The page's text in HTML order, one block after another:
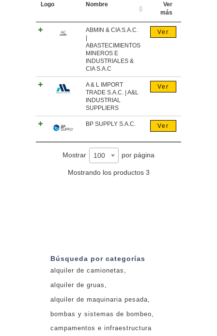
Logo Nombre
Ver
más
ABMIN & CIA S.A.C.
ABASTECIMIENTOS
MINEROS E
INDUSTRIALES &
CIA S.A.C
Ver
A & L IMPORT
TRADE S.A.C. | A&L
INDUSTRIAL
SUPPLIERS
Ver
BP SUPPLY S.A.C. Ver
Mostrar 100 por página
Mostrando los productos 3
Búsqueda por categorías
alquiler de camionetas
alquiler de gruas
alquiler de maquinaria pesada
bombas y sistemas de bombeo
campamentos e infraestructura